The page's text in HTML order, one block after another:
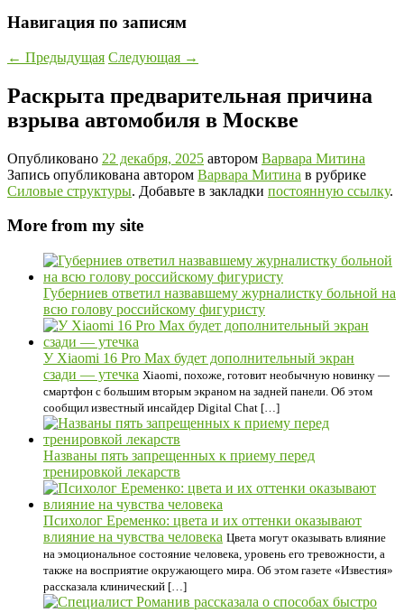
Навигация по записям
← Предыдущая Следующая →
Раскрыта предварительная причина
взрыва автомобиля в Москве
Опубликовано 22 декабря, 2025 автором Варвара Митина
Запись опубликована автором Варвара Митина в рубрике
Силовые структуры. Добавьте в закладки постоянную ссылку.
More from my site
Губерниев ответил назвавшему журналистку больной на
всю голову российскому фигуристу
У Xiaomi 16 Pro Max будет дополнительный экран
сзади — утечка Xiaomi, похоже, готовит необычную новинку —
смартфон с большим вторым экраном на задней панели. Об этом
сообщил известный инсайдер Digital Chat […]
Названы пять запрещенных к приему перед
тренировкой лекарств
Психолог Еременко: цвета и их оттенки оказывают
влияние на чувства человека Цвета могут оказывать влияние
на эмоциональное состояние человека, уровень его тревожности, а
также на восприятие окружающего мира. Об этом газете «Известия»
рассказала клинический […]